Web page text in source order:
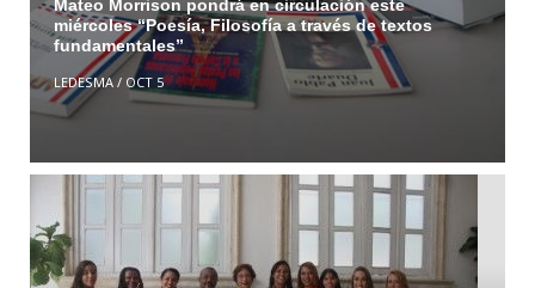
Mateo Morrison pondrá en circulación este
miércoles “Poesía, Filosofía a través de textos
fundamentales”
LEDESMA/ OCT 5